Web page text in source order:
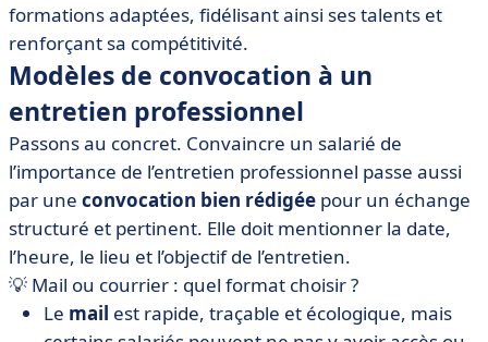
formations adaptées, fidélisant ainsi ses talents et
renforçant sa compétitivité.
Modèles de convocation à un
entretien professionnel
Passons au concret. Convaincre un salarié de
l’importance de l’entretien professionnel passe aussi
par une convocation bien rédigée pour un échange
structuré et pertinent. Elle doit mentionner la date,
l’heure, le lieu et l’objectif de l’entretien.
💡 Mail ou courrier : quel format choisir ?
Le mail est rapide, traçable et écologique, mais